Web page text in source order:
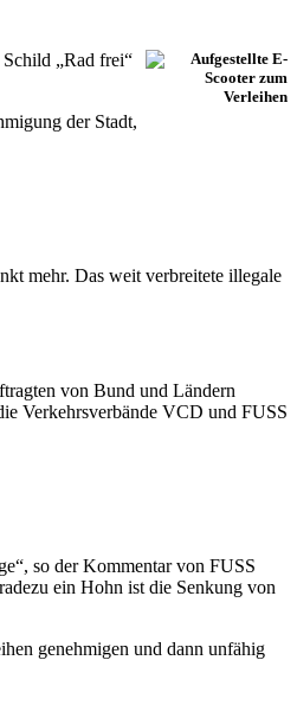
„Rad frei“
der Stadt,
mehr. Das weit verbreitete illegale
von Bund und Ländern
Verkehrsverbände VCD und FUSS
so der Kommentar von FUSS
ein Hohn ist die Senkung von
genehmigen und dann unfähig